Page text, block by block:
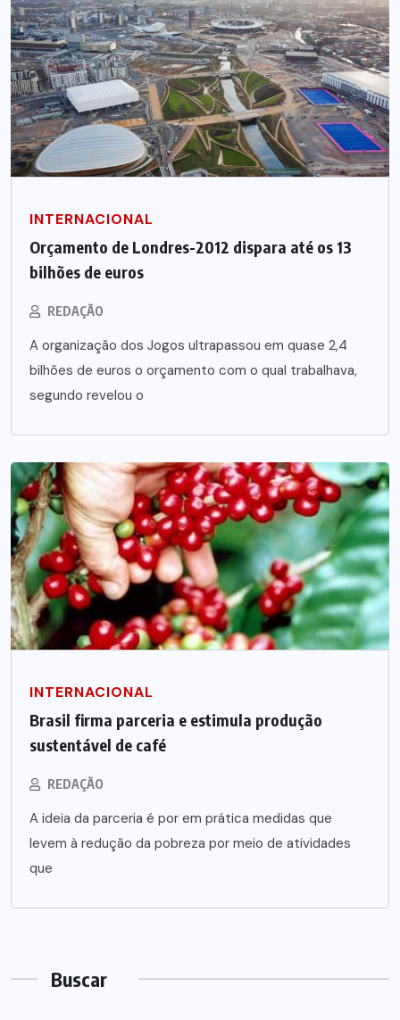
INTERNACIONAL
Orçamento de Londres-2012 dispara até os 13
bilhões de euros
REDAÇÃO
A organização dos Jogos ultrapassou em quase 2,4
bilhões de euros o orçamento com o qual trabalhava,
segundo revelou o
INTERNACIONAL
Brasil firma parceria e estimula produção
sustentável de café
REDAÇÃO
A ideia da parceria é por em prática medidas que
levem à redução da pobreza por meio de atividades
que
Buscar